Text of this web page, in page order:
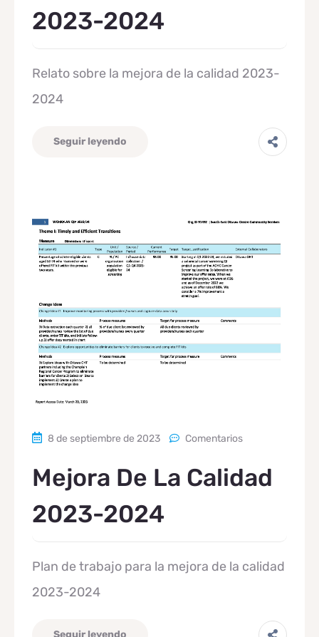
2023-2024
Relato sobre la mejora de la calidad 2023-
2024
Seguir leyendo
8 de septiembre de 2023 Comentarios
Mejora De La Calidad
2023-2024
Plan de trabajo para la mejora de la calidad
2023-2024
Seguir leyendo